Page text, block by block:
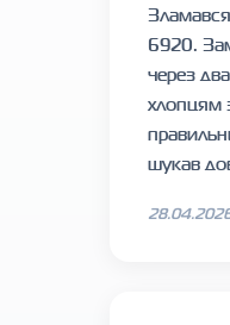
6920.
через
хлопцям
шукав